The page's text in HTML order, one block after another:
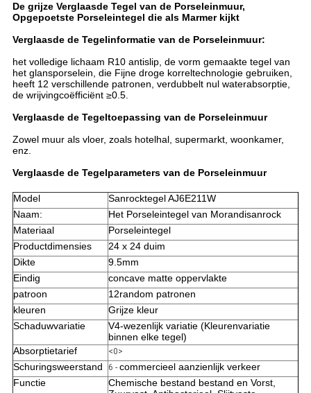
De grijze Verglaasde Tegel van de Porseleinmuur,
Opgepoetste Porseleintegel die als Marmer kijkt
Verglaasde de Tegelinformatie van de Porseleinmuur:
het volledige lichaam R10 antislip, de vorm gemaakte tegel van
het glansporselein, die Fijne droge korreltechnologie gebruiken,
heeft 12 verschillende patronen, verdubbelt nul waterabsorptie,
de wrijvingcoëfficiënt ≥0.5.
Verglaasde de Tegeltoepassing van de Porseleinmuur
Zowel muur als vloer, zoals hotelhal, supermarkt, woonkamer,
enz.
Verglaasde de Tegelparameters van de Porseleinmuur
Model
Sanrocktegel AJ6E211W
Naam:
Het Porseleintegel van Morandisanrock
Materiaal
Porseleintegel
Productdimensies
24 x 24 duim
Dikte
9.5mm
Eindig
concave matte oppervlakte
patroon
12random patronen
kleuren
Grijze kleur
Schaduwvariatie
V4-wezenlijk variatie (Kleurenvariatie
binnen elke tegel)
Absorptietarief
<0>
Schuringsweerstand 6 - commercieel aanzienlijk verkeer
Functie
Chemische bestand bestand en Vorst,